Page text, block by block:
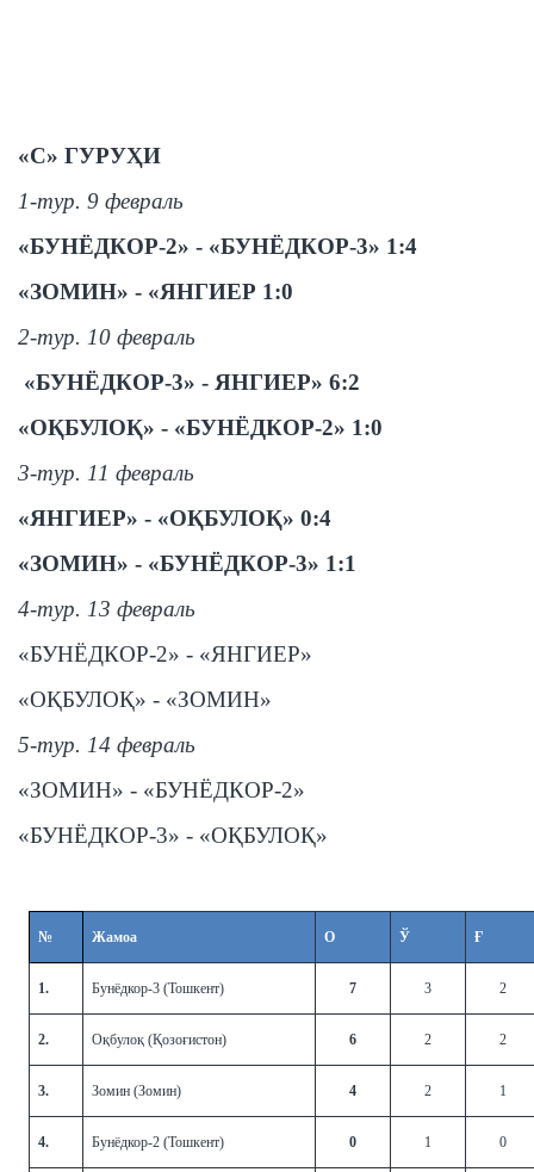
«С» ГУРУҲИ
1-тур. 9 февраль
«БУНЁДКОР-2» - «БУНЁДКОР-3» 1:4
«ЗОМИН» - «ЯНГИЕР 1:0
2-тур. 10 февраль
«БУНЁДКОР-3» - ЯНГИЕР» 6:2
«ОҚБУЛОҚ» - «БУНЁДКОР-2» 1:0
3-тур. 11 февраль
«ЯНГИЕР» - «ОҚБУЛОҚ» 0:4
«ЗОМИН» - «БУНЁДКОР-3» 1:1
4-тур. 13 февраль
«БУНЁДКОР-2» - «ЯНГИЕР»
«ОҚБУЛОҚ» - «ЗОМИН»
5-тур. 14 февраль
«ЗОМИН» - «БУНЁДКОР-2»
«БУНЁДКОР-3» - «ОҚБУЛОҚ»
№ Жамоа О Ў Ғ
1. Бунёдкор-3 (Тошкент) 7 3 2
2. Оқбулоқ (Қозоғистон) 6 2 2
3. Зомин (Зомин) 4 2 1
4. Бунёдкор-2 (Тошкент) 0 1 0